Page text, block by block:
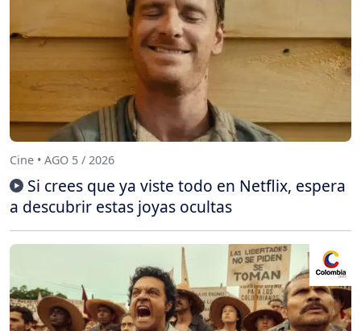
Cine • AGO 5 / 2026
Si crees que ya viste todo en Netflix, espera
a descubrir estas joyas ocultas